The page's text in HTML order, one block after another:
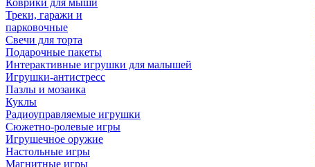
Коврики для мыши
Треки, гаражи и
парковочные
Свечи для торта
Подарочные пакеты
Интерактивные игрушки для малышей
Игрушки-антистресс
Пазлы и мозаика
Куклы
Радиоуправляемые игрушки
Сюжетно-ролевые игры
Игрушечное оружие
Настольные игры
Магнитные игры